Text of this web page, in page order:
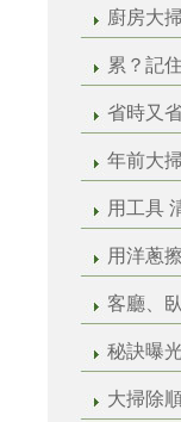
廚房大
累？記
省時又
年前大
用工具
用洋蔥
客廳、
秘訣曝
大掃除